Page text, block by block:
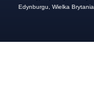
Edynburgu, Wielka Brytania